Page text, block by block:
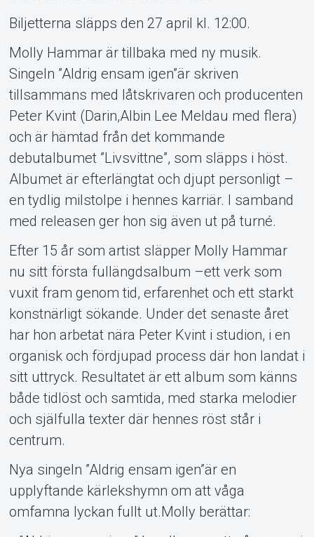
Biljetterna släpps den 27 april kl. 12:00.
Molly Hammar är tillbaka med ny musik.
Singeln ”Aldrig ensam igen”är skriven
tillsammans med låtskrivaren och producenten
Peter Kvint (Darin,Albin Lee Meldau med flera)
och är hämtad från det kommande
debutalbumet ”Livsvittne”, som släpps i höst.
Albumet är efterlängtat och djupt personligt –
en tydlig milstolpe i hennes karriär. I samband
med releasen ger hon sig även ut på turné.
Efter 15 år som artist släpper Molly Hammar
nu sitt första fullängdsalbum –ett verk som
vuxit fram genom tid, erfarenhet och ett starkt
konstnärligt sökande. Under det senaste året
har hon arbetat nära Peter Kvint i studion, i en
organisk och fördjupad process där hon landat i
sitt uttryck. Resultatet är ett album som känns
både tidlöst och samtida, med starka melodier
och själfulla texter där hennes röst står i
centrum.
Nya singeln ”Aldrig ensam igen”är en
upplyftande kärlekshymn om att våga
omfamna lyckan fullt ut.Molly berättar: